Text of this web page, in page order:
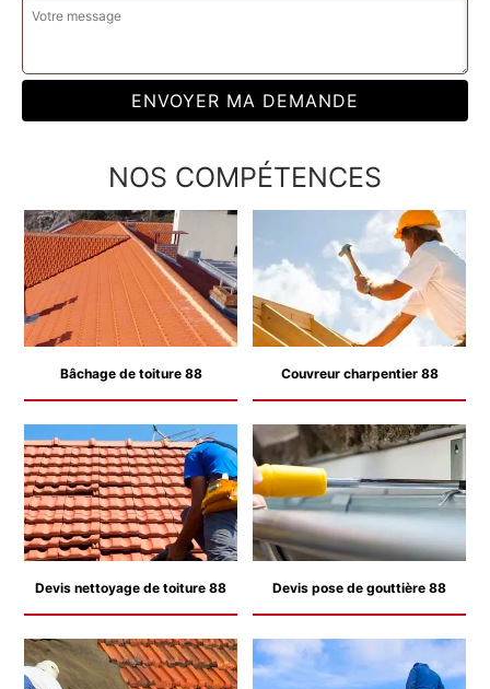
NOS COMPÉTENCES
Bâchage de toiture 88 Couvreur charpentier 88
Devis nettoyage de toiture 88 Devis pose de gouttière 88